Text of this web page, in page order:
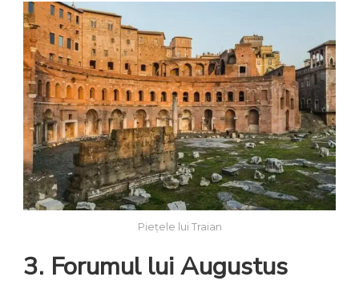
Piețele lui Traian
3. Forumul lui Augustus